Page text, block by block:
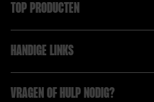
TOP PRODUCTEN
HANDIGE LINKS
VRAGEN OF HULP NODIG?